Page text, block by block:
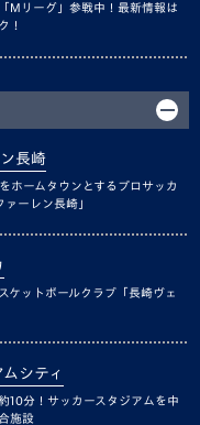
Mリーグ」参戦中！最新情報は
！
長崎
ホームタウンとするプロサッカ
ーレン長崎」
ケットボールクラブ「長崎ヴェ
シティ
10分！サッカースタジアムを中
施設